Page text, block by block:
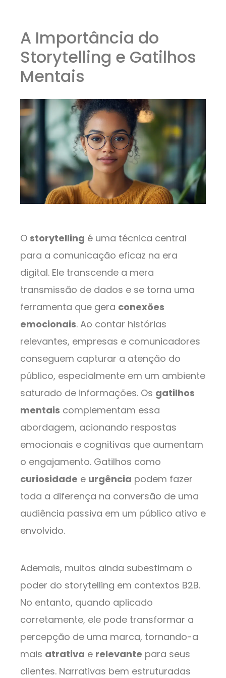
A Importância do
Storytelling e Gatilhos
Mentais
O storytelling é uma técnica central
para a comunicação eficaz na era
digital. Ele transcende a mera
transmissão de dados e se torna uma
ferramenta que gera conexões
emocionais. Ao contar histórias
relevantes, empresas e comunicadores
conseguem capturar a atenção do
público, especialmente em um ambiente
saturado de informações. Os gatilhos
mentais complementam essa
abordagem, acionando respostas
emocionais e cognitivas que aumentam
o engajamento. Gatilhos como
curiosidade e urgência podem fazer
toda a diferença na conversão de uma
audiência passiva em um público ativo e
envolvido.
Ademais, muitos ainda subestimam o
poder do storytelling em contextos B2B.
No entanto, quando aplicado
corretamente, ele pode transformar a
percepção de uma marca, tornando-a
mais atrativa e relevante para seus
clientes. Narrativas bem estruturadas